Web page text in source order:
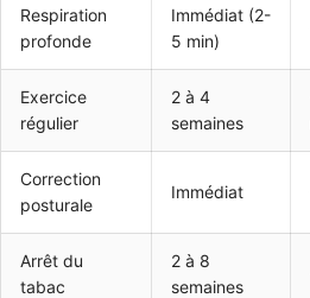
Respiration
profonde
Immédiat (2-
5 min)
Exercice
régulier
2 à 4
semaines
Correction
posturale
Immédiat
Arrêt du
tabac
2 à 8
semaines